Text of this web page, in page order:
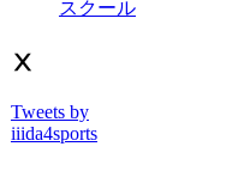
スクール
Ⅹ
Tweets by
iiida4sports